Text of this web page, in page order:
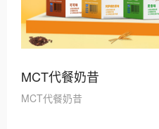
MCT代餐奶昔
MCT代餐奶昔